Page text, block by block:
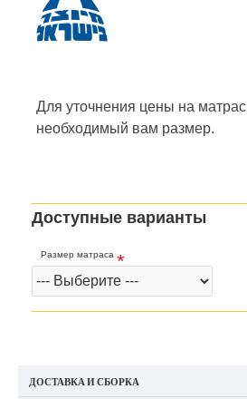
Для уточнения цены на матрас
необходимый вам размер.
Доступные варианты
Размер матраса
ДОСТАВКА И СБОРКА